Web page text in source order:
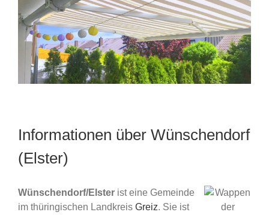
Informationen über Wünschendorf
(Elster)
Wünschendorf/Elster ist eine Gemeinde
im thüringischen Landkreis Greiz. Sie ist